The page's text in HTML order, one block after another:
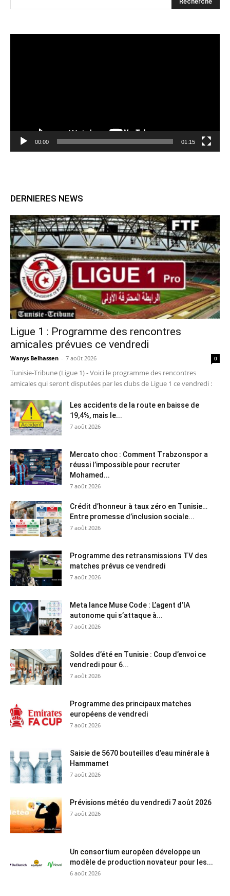
00:00 01:15
DERNIERES NEWS
Ligue 1 : Programme des rencontres
amicales prévues ce vendredi
Wanys Belhassen - 7 août 2026 0
Tunisie-Tribune (Ligue 1) - Voici le programme des rencontres
amicales qui seront disputées par les clubs de Ligue 1 ce vendredi :
Les accidents de la route en baisse de
19,4%, mais le...
7 août 2026
Mercato choc : Comment Trabzonspor a
réussi l’impossible pour recruter
Mohamed...
7 août 2026
Crédit d’honneur à taux zéro en Tunisie…
Entre promesse d’inclusion sociale...
7 août 2026
Programme des retransmissions TV des
matches prévus ce vendredi
7 août 2026
Meta lance Muse Code : L’agent d’IA
autonome qui s’attaque à...
7 août 2026
Soldes d’été en Tunisie : Coup d’envoi ce
vendredi pour 6...
7 août 2026
Programme des principaux matches
européens de vendredi
7 août 2026
Saisie de 5670 bouteilles d’eau minérale à
Hammamet
7 août 2026
Prévisions météo du vendredi 7 août 2026
7 août 2026
Un consortium européen développe un
modèle de production novateur pour les...
6 août 2026